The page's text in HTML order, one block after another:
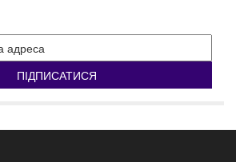
ПІДПИСАТИСЯ